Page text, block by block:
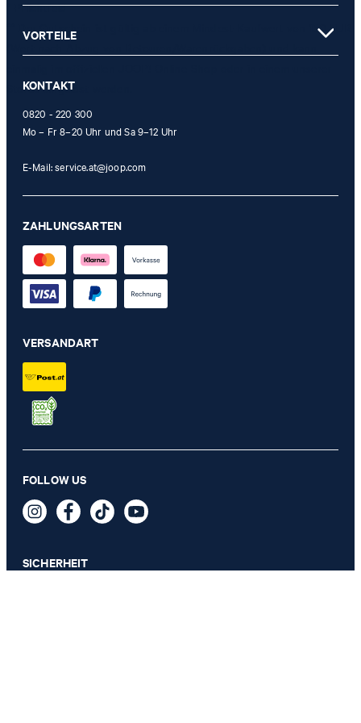
€ 69,95
inkl. MwSt
* Pflichtfeld
** Der Gutschein ist gültig ab einem Mindest-Kaufwert von 150 EUR
Stores eingelöst werden.
VORTEILE
KONTAKT
0820 - 220 300
Mo – Fr 8–20 Uhr und Sa 9–12 Uhr
E-Mail:service.at@joop.com
ZAHLUNGSARTEN
VERSANDART
FOLLOW US
SICHERHEIT